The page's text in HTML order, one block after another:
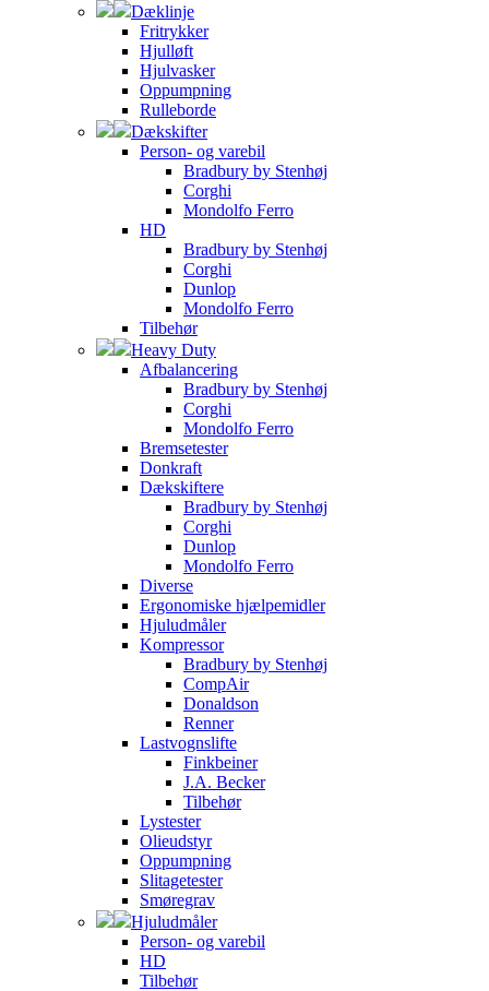
Dæklinje
Fritrykker
Hjulløft
Hjulvasker
Oppumpning
Rulleborde
Dækskifter
Person- og varebil
Bradbury by Stenhøj
Corghi
Mondolfo Ferro
HD
Bradbury by Stenhøj
Corghi
Dunlop
Mondolfo Ferro
Tilbehør
Heavy Duty
Afbalancering
Bradbury by Stenhøj
Corghi
Mondolfo Ferro
Bremsetester
Donkraft
Dækskiftere
Bradbury by Stenhøj
Corghi
Dunlop
Mondolfo Ferro
Diverse
Ergonomiske hjælpemidler
Hjuludmåler
Kompressor
Bradbury by Stenhøj
CompAir
Donaldson
Renner
Lastvognslifte
Finkbeiner
J.A. Becker
Tilbehør
Lystester
Olieudstyr
Oppumpning
Slitagetester
Smøregrav
Hjuludmåler
Person- og varebil
HD
Tilbehør